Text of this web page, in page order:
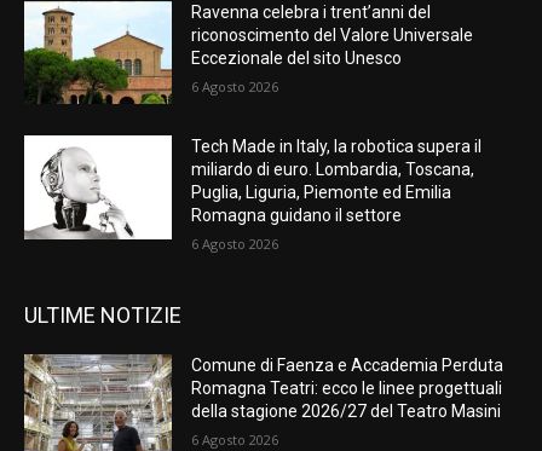
Ravenna celebra i trent’anni del
riconoscimento del Valore Universale
Eccezionale del sito Unesco
6 Agosto 2026
Tech Made in Italy, la robotica supera il
miliardo di euro. Lombardia, Toscana,
Puglia, Liguria, Piemonte ed Emilia
Romagna guidano il settore
6 Agosto 2026
ULTIME NOTIZIE
Comune di Faenza e Accademia Perduta
Romagna Teatri: ecco le linee progettuali
della stagione 2026/27 del Teatro Masini
6 Agosto 2026